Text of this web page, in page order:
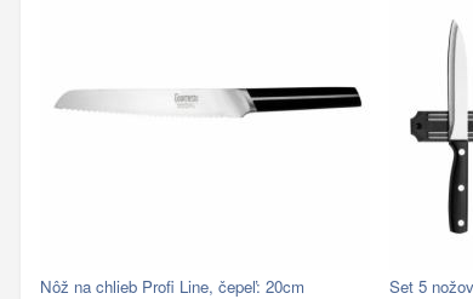
Nôž na chlieb Profi Line, čepeľ: 20cm Set 5